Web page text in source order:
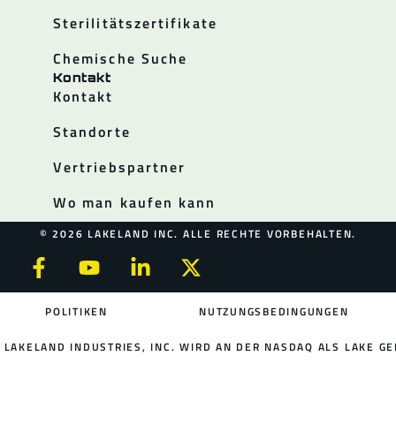
Sterilitätszertifikate
Chemische Suche
Kontakt
Kontakt
Standorte
Vertriebspartner
Wo man kaufen kann
© 2026 LAKELAND INC. ALLE RECHTE VORBEHALTEN.
POLITIKEN NUTZUNGSBEDINGUNGEN
LAKELAND INDUSTRIES, INC. WIRD AN DER NASDAQ ALS LAKE